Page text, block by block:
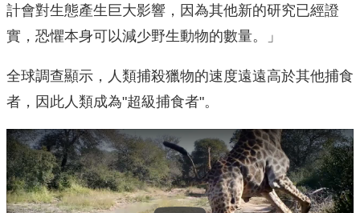
計會對生態產生巨大影響，因為其他新的研究已經證
實，恐懼本身可以減少野生動物的數量。」
全球調查顯示，人類捕殺獵物的速度遠遠高於其他捕食
者，因此人類成為"超級捕食者"。